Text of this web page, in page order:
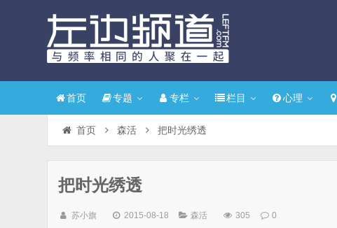
首页 专题 专栏 栏目 心理
首页 森活 把时光绣透
把时光绣透
苏小旗 2015-08-18 森活 305 0